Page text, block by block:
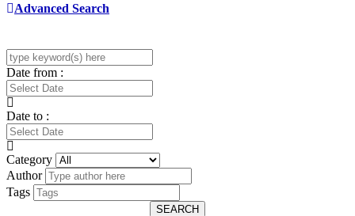
Advanced Search
Date from :
Date to :
Category
Author
Tags
SEARCH